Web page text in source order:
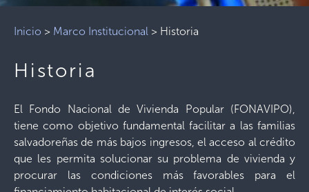
Inicio > Marco Institucional > Historia
Historia
El Fondo Nacional de Vivienda Popular (FONAVIPO),
tiene como objetivo fundamental facilitar a las familias
salvadoreñas de más bajos ingresos, el acceso al crédito
que les permita solucionar su problema de vivienda y
procurar las condiciones más favorables para el